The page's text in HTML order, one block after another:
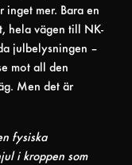
inget mer. Bara en
hela vägen till NK-
julbelysningen –
mot all den
Men det är
fysiska
i kroppen som